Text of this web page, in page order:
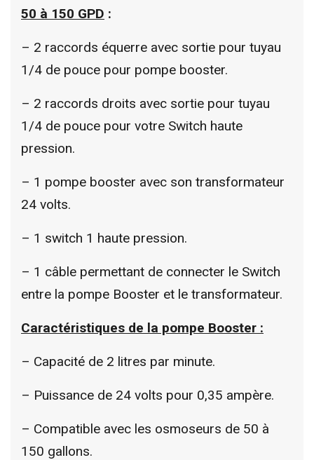
50 à 150 GPD :
– 2 raccords équerre avec sortie pour tuyau
1/4 de pouce pour pompe booster.
– 2 raccords droits avec sortie pour tuyau
1/4 de pouce pour votre Switch haute
pression.
– 1 pompe booster avec son transformateur
24 volts.
– 1 switch 1 haute pression.
– 1 câble permettant de connecter le Switch
entre la pompe Booster et le transformateur.
Caractéristiques de la pompe Booster :
– Capacité de 2 litres par minute.
– Puissance de 24 volts pour 0,35 ampère.
– Compatible avec les osmoseurs de 50 à
150 gallons.